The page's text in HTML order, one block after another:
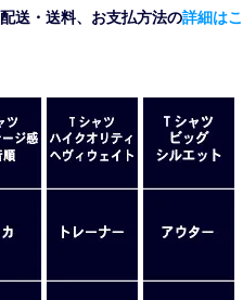
送・送料、お支払方法の詳細はこ